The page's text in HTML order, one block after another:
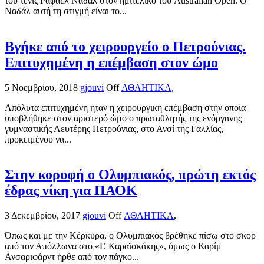
Ναδάλ αυτή τη στιγμή είναι το...
Βγήκε από το χειρουργείο ο Πετρούνιας.
Επιτυχημένη η επέμβαση στον ώμο
5 Νοεμβρίου, 2018 gjouvi Off ΑΘΛΗΤΙΚΑ,
Απόλυτα επιτυχημένη ήταν η χειρουργική επέμβαση στην οποία
υποβλήθηκε στον αριστερό ώμο ο πρωταθλητής της ενόργανης
γυμναστικής Λευτέρης Πετρούνιας, στο Ανσί της Γαλλίας,
προκειμένου να...
Στην κορυφή ο Ολυμπιακός, πρώτη εκτός
έδρας νίκη για ΠΑΟΚ
3 Δεκεμβρίου, 2017 gjouvi Off ΑΘΛΗΤΙΚΑ,
Όπως και με την Κέρκυρα, ο Ολυμπιακός βρέθηκε πίσω στο σκορ
από τον Απόλλωνα στο «Γ. Καραϊσκάκης», όμως ο Καρίμ
Ανσαριφάρντ ήρθε από τον πάγκο...